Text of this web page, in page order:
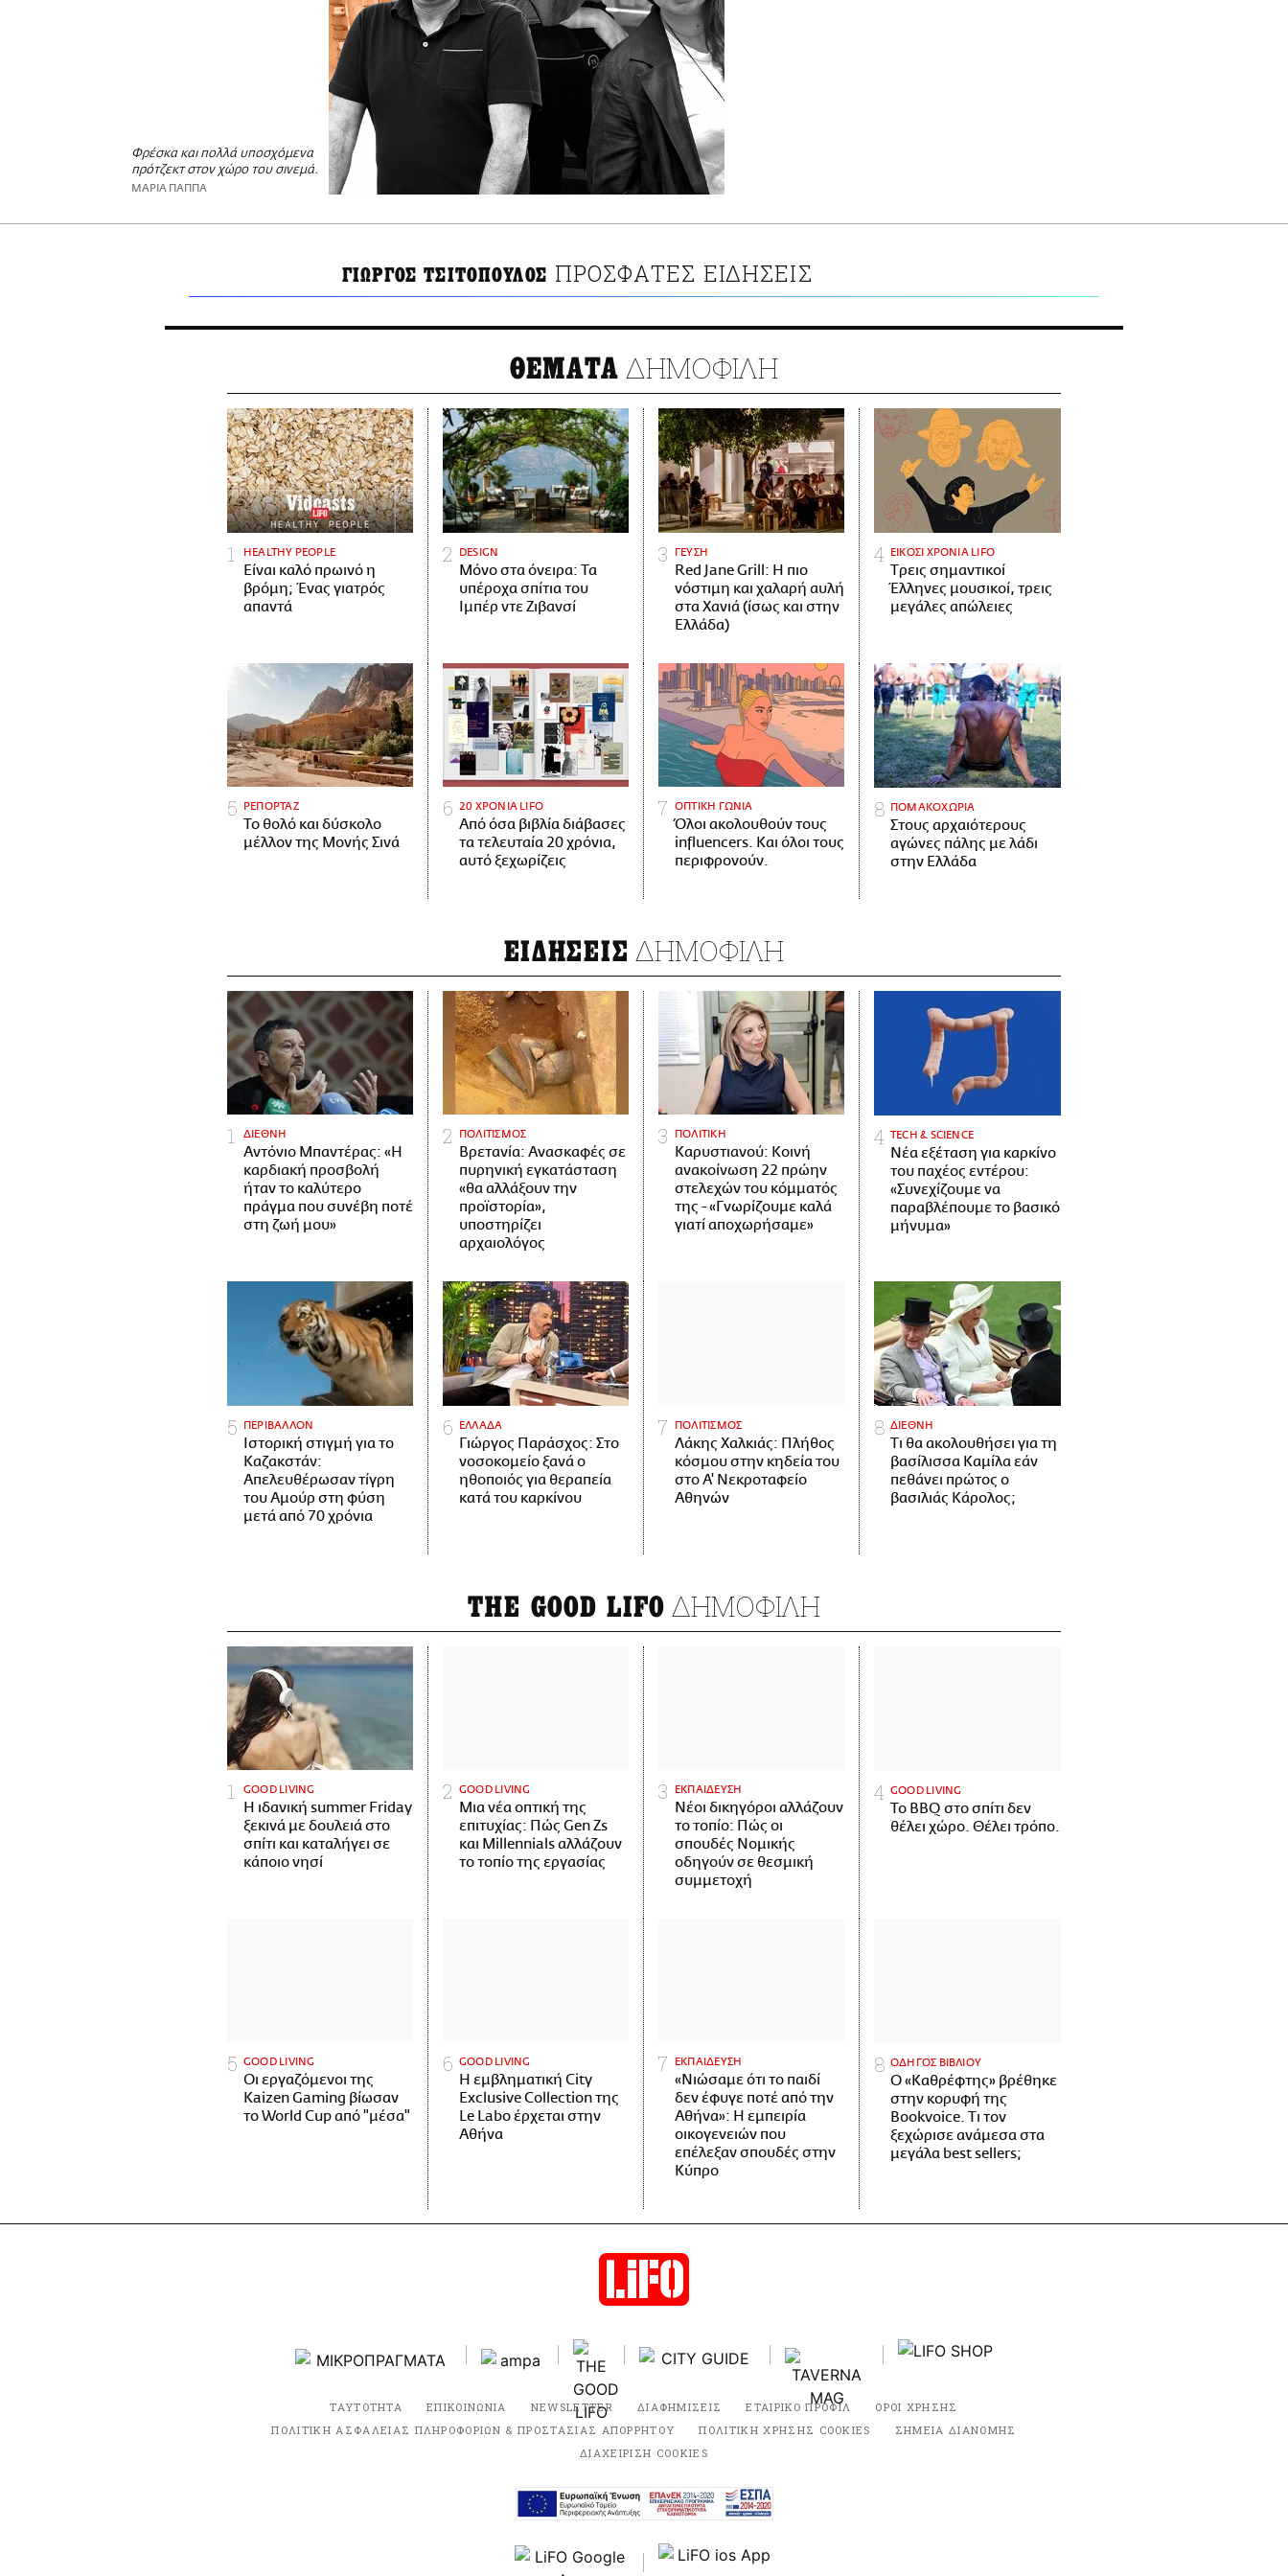
Φρέσκα και πολλά υποσχόμενα
πρότζεκτ στον χώρο του σινεμά.
ΜΑΡΙΑ ΠΑΠΠΑ
ΓΙΩΡΓΟΣ ΤΣΙΤΟΠΟΥΛΟΣ ΠΡΟΣΦΑΤΕΣ ΕΙΔΗΣΕΙΣ
ΘΕΜΑΤΑ ΔΗΜΟΦΙΛΗ
HEALTHY PEOPLE
Είναι καλό πρωινό η
βρόμη; Ένας γιατρός
απαντά
DESIGN
Μόνο στα όνειρα: Τα
υπέροχα σπίτια του
Ιμπέρ ντε Ζιβανσί
ΓΕΥΣΗ
Red Jane Grill: Η πιο
νόστιμη και χαλαρή αυλή
στα Χανιά (ίσως και στην
Ελλάδα)
ΕΙΚΟΣΙ ΧΡΟΝΙΑ LIFO
Tρεις σημαντικοί
Έλληνες μουσικοί, τρεις
μεγάλες απώλειες
ΡΕΠΟΡΤΑΖ
Το θολό και δύσκολο
μέλλον της Μονής Σινά
20 ΧΡΟΝΙΑ LIFO
Από όσα βιβλία διάβασες
τα τελευταία 20 χρόνια,
αυτό ξεχωρίζεις
ΟΠΤΙΚΗ ΓΩΝΙΑ
Όλοι ακολουθούν τους
influencers. Και όλοι τους
περιφρονούν.
ΠΟΜΑΚΟΧΩΡΙΑ
Στους αρχαιότερους
αγώνες πάλης με λάδι
στην Ελλάδα
ΕΙΔΗΣΕΙΣ ΔΗΜΟΦΙΛΗ
ΔΙΕΘΝΗ
Αντόνιο Μπαντέρας: «Η
καρδιακή προσβολή
ήταν το καλύτερο
πράγμα που συνέβη ποτέ
στη ζωή μου»
ΠΟΛΙΤΙΣΜΟΣ
Βρετανία: Ανασκαφές σε
πυρηνική εγκατάσταση
«θα αλλάξουν την
προϊστορία»,
υποστηρίζει
αρχαιολόγος
ΠΟΛΙΤΙΚΗ
Καρυστιανού: Κοινή
ανακοίνωση 22 πρώην
στελεχών του κόμματός
της - «Γνωρίζουμε καλά
γιατί αποχωρήσαμε»
ΤECH & SCIENCE
Νέα εξέταση για καρκίνο
του παχέος εντέρου:
«Συνεχίζουμε να
παραβλέπουμε το βασικό
μήνυμα»
ΠΕΡΙΒΑΛΛΟΝ
Ιστορική στιγμή για το
Καζακστάν:
Απελευθέρωσαν τίγρη
του Αμούρ στη φύση
μετά από 70 χρόνια
ΕΛΛΑΔΑ
Γιώργος Παράσχος: Στο
νοσοκομείο ξανά ο
ηθοποιός για θεραπεία
κατά του καρκίνου
ΠΟΛΙΤΙΣΜΟΣ
Λάκης Χαλκιάς: Πλήθος
κόσμου στην κηδεία του
στο Α' Νεκροταφείο
Αθηνών
ΔΙΕΘΝΗ
Τι θα ακολουθήσει για τη
βασίλισσα Καμίλα εάν
πεθάνει πρώτος ο
βασιλιάς Κάρολος;
THE GOOD LIFO ΔΗΜΟΦΙΛΗ
GOOD LIVING
Η ιδανική summer Friday
ξεκινά με δουλειά στο
σπίτι και καταλήγει σε
κάποιο νησί
GOOD LIVING
Μια νέα οπτική της
επιτυχίας: Πώς Gen Zs
και Millennials αλλάζουν
το τοπίο της εργασίας
ΕΚΠΑΙΔΕΥΣΗ
Νέοι δικηγόροι αλλάζουν
το τοπίο: Πώς οι
σπουδές Νομικής
οδηγούν σε θεσμική
συμμετοχή
GOOD LIVING
Το BBQ στο σπίτι δεν
θέλει χώρο. Θέλει τρόπο.
GOOD LIVING
Οι εργαζόμενοι της
Kaizen Gaming βίωσαν
το World Cup από "μέσα"
GOOD LIVING
Η εμβληματική City
Exclusive Collection της
Le Labo έρχεται στην
Αθήνα
ΕΚΠΑΙΔΕΥΣΗ
«Νιώσαμε ότι το παιδί
δεν έφυγε ποτέ από την
Αθήνα»: Η εμπειρία
οικογενειών που
επέλεξαν σπουδές στην
Κύπρο
ΟΔΗΓΟΣ ΒΙΒΛΙΟΥ
Ο «Καθρέφτης» βρέθηκε
στην κορυφή της
Bookvoice. Τι τον
ξεχώρισε ανάμεσα στα
μεγάλα best sellers;
ΤΑΥΤΟΤΗΤΑ ΕΠΙΚΟΙΝΩΝΙΑ NEWSLETTER ΔΙΑΦΗΜΙΣΕΙΣ ΕΤΑΙΡΙΚΟ ΠΡΟΦΙΛ
ΟΡΟΙ ΧΡΗΣΗΣ
ΠΟΛΙΤΙΚΗ ΑΣΦΑΛΕΙΑΣ ΠΛΗΡΟΦΟΡΙΩΝ & ΠΡΟΣΤΑΣΙΑΣ ΑΠΟΡΡΗΤΟΥ
ΠΟΛΙΤΙΚΗ ΧΡΗΣΗΣ COOKIES
ΣΗΜΕΙΑ ΔΙΑΝΟΜΗΣ
ΔΙΑΧΕΙΡΙΣΗ COOKIES